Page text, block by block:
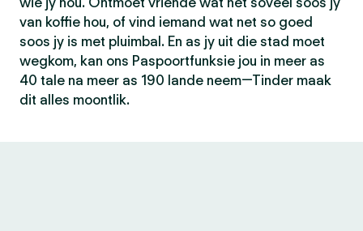
van koffie hou, of vind iemand wat net so goed
soos jy is met pluimbal. En as jy uit die stad moet
wegkom, kan ons Paspoortfunksie jou in meer as
40 tale na meer as 190 lande neem—Tinder maak
dit alles moontlik.